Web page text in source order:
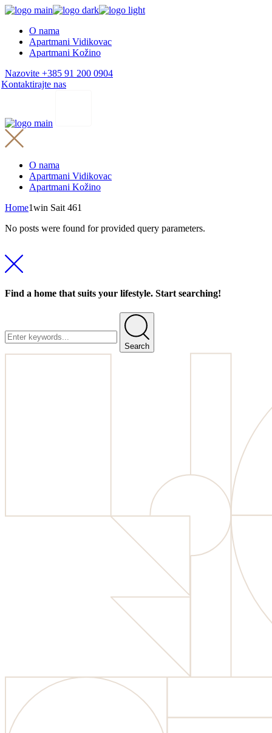
Skip
content
O nama
Apartmani Vidikovac
Apartmani Kožino
Nazovite +385 91 200 0904
Kontaktirajte nas
O nama
Apartmani Vidikovac
Apartmani Kožino
Home1win Sait 461
No posts were found for provided query parameters.
Find a home that suits your lifestyle. Start searching!
Search